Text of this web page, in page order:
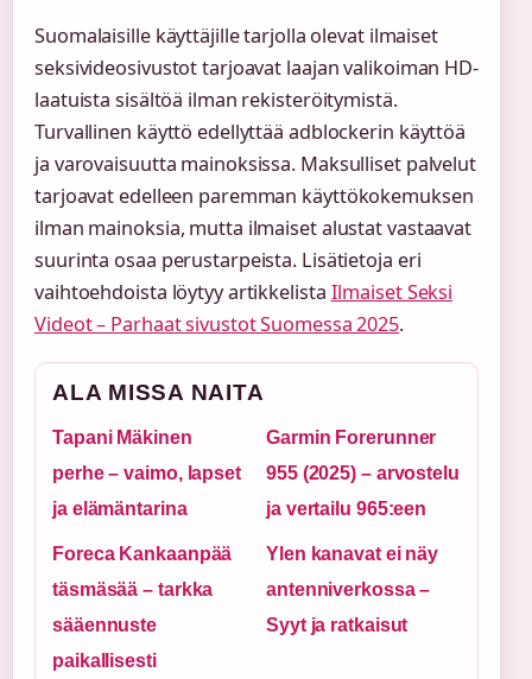
Suomalaisille käyttäjille tarjolla olevat ilmaiset
seksivideosivustot tarjoavat laajan valikoiman HD-
laatuista sisältöä ilman rekisteröitymistä.
Turvallinen käyttö edellyttää adblockerin käyttöä
ja varovaisuutta mainoksissa. Maksulliset palvelut
tarjoavat edelleen paremman käyttökokemuksen
ilman mainoksia, mutta ilmaiset alustat vastaavat
suurinta osaa perustarpeista. Lisätietoja eri
vaihtoehdoista löytyy artikkelista Ilmaiset Seksi
Videot – Parhaat sivustot Suomessa 2025.
ALA MISSA NAITA
Tapani Mäkinen
perhe – vaimo, lapset
ja elämäntarina
Garmin Forerunner
955 (2025) – arvostelu
ja vertailu 965:een
Foreca Kankaanpää
täsmäsää – tarkka
sääennuste
paikallisesti
Ylen kanavat ei näy
antenniverkossa –
Syyt ja ratkaisut